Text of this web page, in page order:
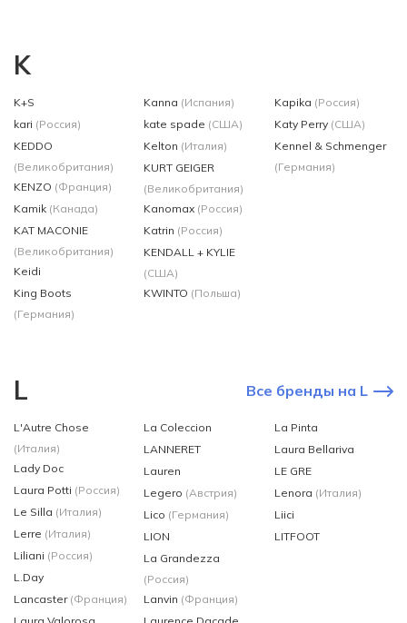
K
K+S
kari (Россия)
KEDDO
(Великобритания)
KENZO (Франция)
Kamik (Канада)
KAT MACONIE
(Великобритания)
Keidi
King Boots
(Германия)
Kanna (Испания)
kate spade (США)
Kelton (Италия)
KURT GEIGER
(Великобритания)
Kanomax (Россия)
Katrin (Россия)
KENDALL + KYLIE
(США)
KWINTO (Польша)
Kapika (Россия)
Katy Perry (США)
Kennel & Schmenger
(Германия)
L Все бренды на L
L'Autre Chose
(Италия)
Lady Doc
Laura Potti (Россия)
Le Silla (Италия)
Lerre (Италия)
Liliani (Россия)
L.Day
Lancaster (Франция)
La Coleccion
LANNERET
Lauren
Legero (Австрия)
Lico (Германия)
LION
La Grandezza
(Россия)
Lanvin (Франция)
La Pinta
Laura Bellariva
LE GRE
Lenora (Италия)
Liici
LITFOOT